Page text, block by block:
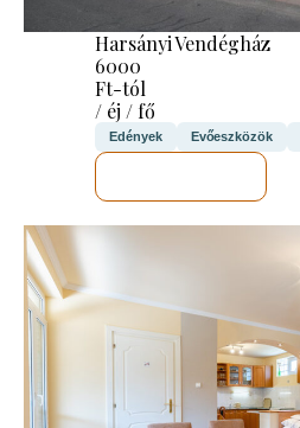
Harsányi Vendégház
6000
Ft-tól
/ éj / fő
Edények Evőeszközök